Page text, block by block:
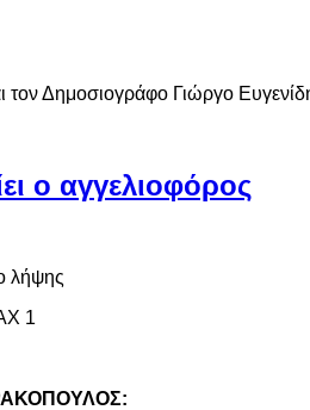
Δημοσιογράφο Γιώργο
ο αγγελιοφόρος